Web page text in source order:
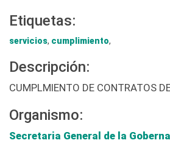
Etiquetas:
servicios, cumplimiento,
Descripción:
CUMPLMIENTO DE CONTRATOS
Organismo:
Secretaria General de la